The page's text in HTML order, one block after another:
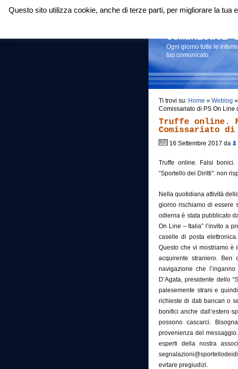
Login |RSS |
Comunicati
Ogni giorno tutte le
tuo comunicato.
Ti trovi su: Home » Weblog »
Comissariato di PS On Line
Truffe online.
Comissariato
16 Settembre 2017 da
Truffe online. Falsi
“Sportello dei Diritti”: non
Nella quotidiana attività
giorno rischiamo di essere
odierna è stata pubblicato
On Line – Italia” l’invito a
caselle di posta
Questo che vi mostriamo è
acquirente straniero. Ben
navigazione che
D’Agata, presidente dello
palesemente strani e
richieste di dati bancari o
bonifici anche dall’estero
possono cascarci.
provenienza del
esperti della nostra
evitare pregiudizi.
Questo sito utilizza cookie, anche di terze parti, per migliorare la